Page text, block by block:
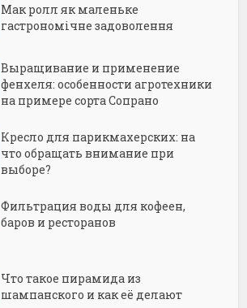
Мак ролл як маленьке
гастрономічне задоволення
Выращивание и применение
фенхеля: особенности агротехники
на примере сорта Сопрано
Кресло для парикмахерских: на
что обращать внимание при
выборе?
Фильтрация воды для кофеен,
баров и ресторанов
Что такое пирамида из
шампанского и как её делают